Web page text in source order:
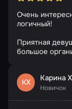
Очень
логичный!
Приятная
большое
КХ Карина
Новичок